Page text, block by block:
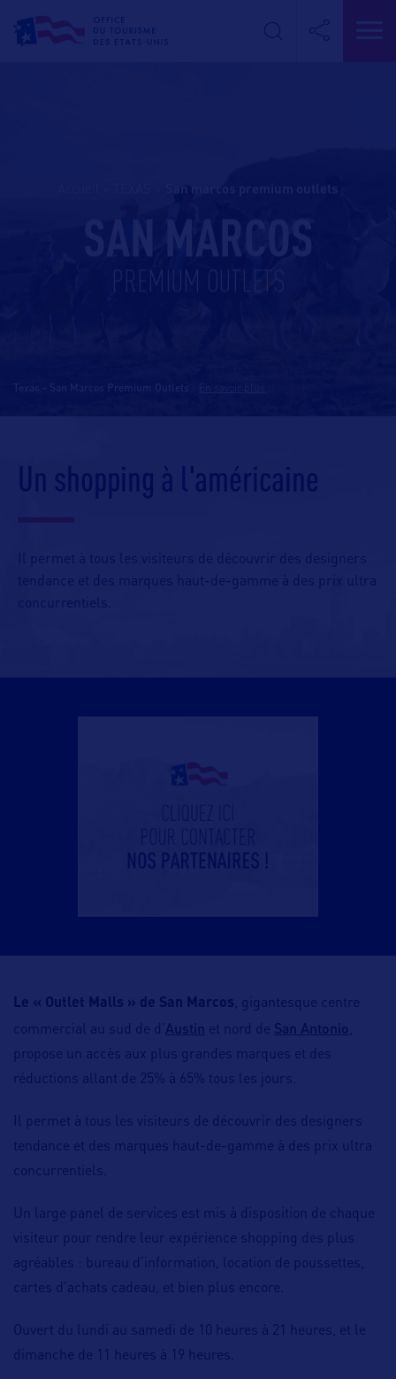
SAN MARCOS
PREMIUM OUTLETS
Un shopping à l'américaine
Il permet à tous les visiteurs de découvrir des designers
tendance et des marques haut-de-gamme à des prix ultra
concurrentiels.
Le « Outlet Malls » de San Marcos , gigantesque centre
commercial au sud de d’ Austin et nord de San Antonio
propose un accès aux plus grandes marques et des
réductions allant de 25% à 65% tous les jours.
Il permet à tous les visiteurs de découvrir des designers
tendance et des marques haut-de-gamme à des prix ultra
concurrentiels.
Un large panel de services est mis à disposition de chaque
visiteur pour rendre leur expérience shopping des plus
agréables : bureau d’information, location de poussettes,
cartes d’achats cadeau, et bien plus encore.
Ouvert du lundi au samedi de 10 heures à 21 heures, et le
dimanche de 11 heures à 19 heures.